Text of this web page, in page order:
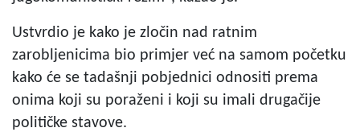
Ustvrdio je kako je zločin nad ratnim
zarobljenicima bio primjer već na samom početku
kako će se tadašnji pobjednici odnositi prema
onima koji su poraženi i koji su imali drugačije
političke stavove.